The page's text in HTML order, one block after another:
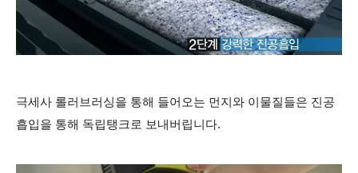
극세사 롤러브러싱을 통해 들어오는 먼지와 이물질들은 진공
흡입을 통해 독립탱크로 보내버립니다.